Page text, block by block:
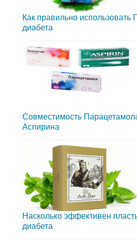
Как правильно использовать
диабета
Совместимость
Аспирина
Насколько эффективен
диабета